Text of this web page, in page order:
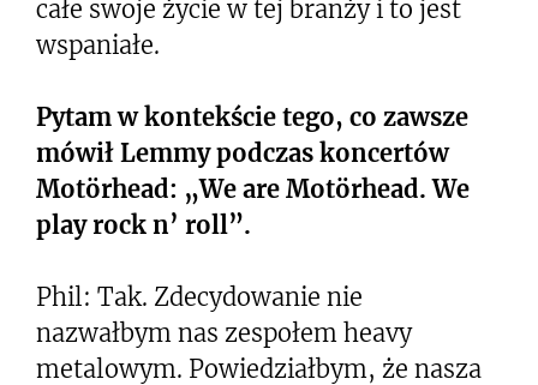
całe swoje życie w tej branży i to jest
wspaniałe.
Pytam w kontekście tego, co zawsze
mówił Lemmy podczas koncertów
Motörhead: „We are Motörhead. We
play rock n’ roll”.
Phil: Tak. Zdecydowanie nie
nazwałbym nas zespołem heavy
metalowym. Powiedziałbym, że nasza